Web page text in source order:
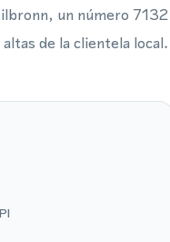
un número 7132
de la clientela local.